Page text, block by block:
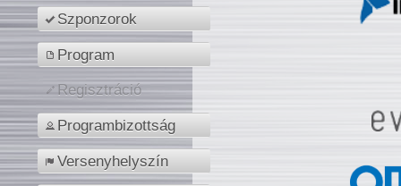
Szponzorok
Program
Regisztráció
Programbizottság
Versenyhelyszín